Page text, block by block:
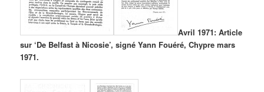
Avril 1971: Article
sur ‘De Belfast à Nicosie’, signé Yann Fouéré, Chypre mars
1971.